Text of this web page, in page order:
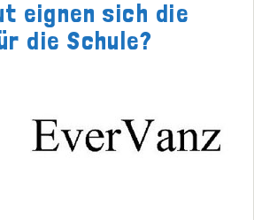
eignen sich die
die Schule?